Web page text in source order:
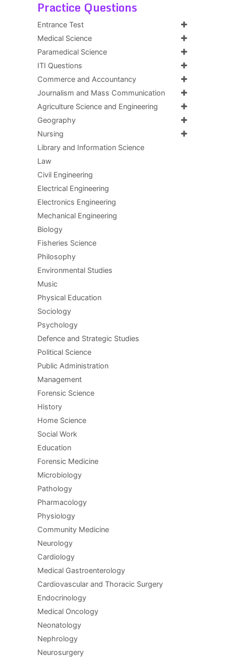
Practice Questions
Entrance Test
Medical Science
Paramedical Science
ITI Questions
Commerce and Accountancy
Journalism and Mass Communication
Agriculture Science and Engineering
Geography
Nursing
Library and Information Science
Law
Civil Engineering
Electrical Engineering
Electronics Engineering
Mechanical Engineering
Biology
Fisheries Science
Philosophy
Environmental Studies
Music
Physical Education
Sociology
Psychology
Defence and Strategic Studies
Political Science
Public Administration
Management
Forensic Science
History
Home Science
Social Work
Education
Forensic Medicine
Microbiology
Pathology
Pharmacology
Physiology
Community Medicine
Neurology
Cardiology
Medical Gastroenterology
Cardiovascular and Thoracic Surgery
Endocrinology
Medical Oncology
Neonatology
Nephrology
Neurosurgery